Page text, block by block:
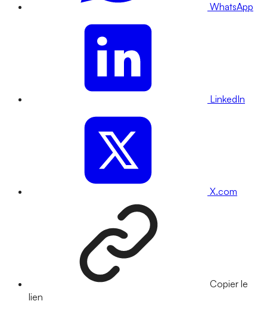
WhatsApp
LinkedIn
X.com
Copier le
lien